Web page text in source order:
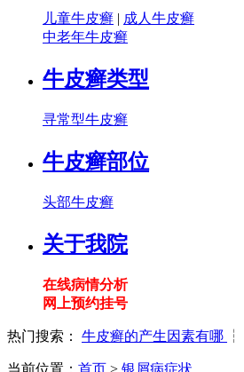
儿童牛皮癣 | 成人牛皮癣
中老年牛皮癣
牛皮癣类型
寻常型牛皮癣
牛皮癣部位
头部牛皮癣
关于我院
在线病情分析
网上预约挂号
热门搜索： 牛皮癣的产生因素有哪 ┆
当前位置： 首页 > 银屑病症状